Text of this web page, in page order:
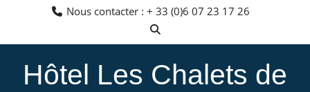
contenu
Nous contacter : + 33 (0)6 07 23 17 26
Hôtel Les Chalets de